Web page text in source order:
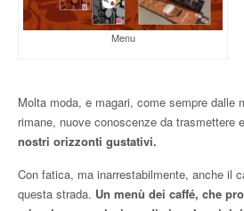
Menu
Molta moda, e magari, come sempre dalle
rimane, nuove conoscenze da trasmettere e
nostri orizzonti gustativi.
Con fatica, ma inarrestabilmente, anche il
questa strada. Un menù dei caffé, che